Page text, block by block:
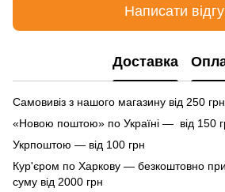
Написати
Доставка
Самовивіз з нашого магазину від 250
«Новою поштою» по Україні — від 150
Укрпоштою — від 100 грн
Кур'єром по Харкову — безкоштовно
суму від 2000 грн